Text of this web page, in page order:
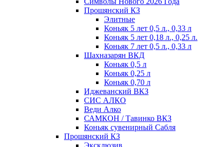
Прошянский КЗ
Элитные
Коньяк 5 лет 0,5 л., 0,33 л
Коньяк 5 лет 0,18 л., 0,25 л.
Коньяк 7 лет 0,5 л., 0,33 л
Шахназарян ВКД
Коньяк 0,5 л
Коньяк 0,25 л
Коньяк 0,70 л
Иджеванский ВКЗ
СИС АЛКО
Веди Алко
САМКОН / Тавинко ВКЗ
Коньяк сувенирный Сабля
Прошянский КЗ
Эксклюзив